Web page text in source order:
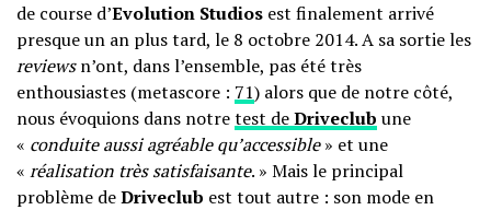
de course d’Evolution Studios est finalement arrivé
presque un an plus tard, le 8 octobre 2014. A sa sortie les
reviewsn’ont, dans l’ensemble, pas été très
enthousiastes (metascore : 71) alors que de notre côté,
nous évoquions dans notretest deDriveclub une
« conduite aussi agréable qu’accessible» et une
« réalisation très satisfaisante. » Mais le principal
problème deDriveclub est tout autre : son mode en